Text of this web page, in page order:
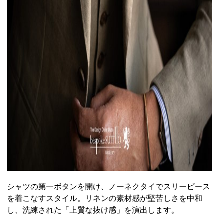
シャツの第一ボタンを開け、ノーネクタイでスリーピース
を着こなすスタイル。リネンの素材感が堅苦しさを中和
し、洗練された「上質な抜け感」を演出します。